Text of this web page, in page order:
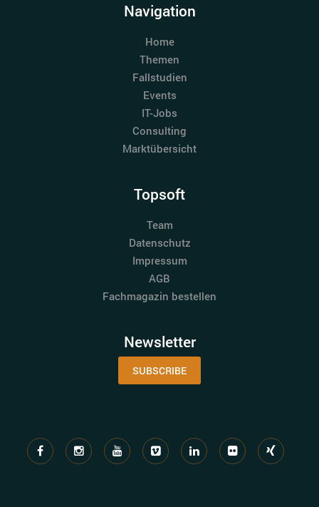
Navigation
Home
Themen
Fallstudien
Events
IT-Jobs
Consulting
Marktübersicht
Topsoft
Team
Datenschutz
Impressum
AGB
Fachmagazin bestellen
Newsletter
SUBSCRIBE